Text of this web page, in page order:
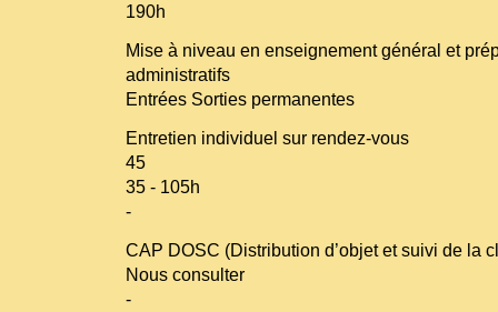
190h
Mise à niveau en enseignement général et
administratifs
Entrées Sorties permanentes
Entretien individuel sur rendez-vous
45
35 - 105h
-
CAP DOSC (Distribution d’objet et suivi de la
Nous consulter
-